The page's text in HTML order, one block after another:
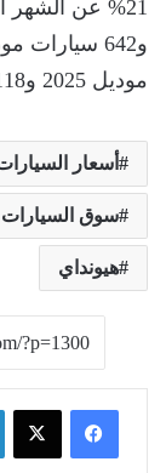
موديل 2025 و3118 موديل 2026.
أسعار
سوق السيارات
هيونداي